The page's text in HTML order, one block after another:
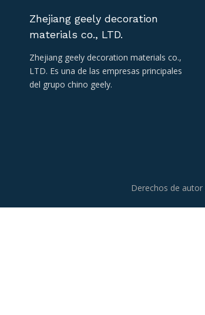
Zhejiang geely decoration
materials co., LTD.
Zhejiang geely decoration materials co.,
LTD. Es una de las empresas principales
del grupo chino geely.
Derechos de autor